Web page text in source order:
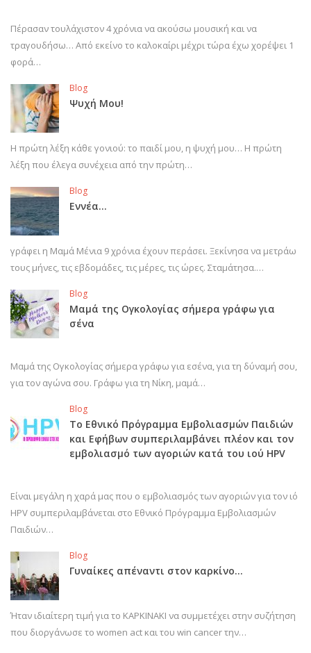
Πέρασαν τουλάχιστον 4 χρόνια να ακούσω μουσική και να
τραγουδήσω… Από εκείνο το καλοκαίρι μέχρι τώρα έχω χορέψει 1
φορά…
Blog
Ψυχή Μου!
Η πρώτη λέξη κάθε γονιού: το παιδί μου, η ψυχή μου… Η πρώτη
λέξη που έλεγα συνέχεια από την πρώτη…
Blog
Εννέα…
γράφει η Μαμά Μένια 9 χρόνια έχουν περάσει. Ξεκίνησα να μετράω
τους μήνες, τις εβδομάδες, τις μέρες, τις ώρες. Σταμάτησα.…
Blog
Μαμά της Ογκολογίας σήμερα γράφω για
σένα
Μαμά της Ογκολογίας σήμερα γράφω για εσένα, για τη δύναμή σου,
για τον αγώνα σου. Γράφω για τη Νίκη, μαμά…
Blog
Το Εθνικό Πρόγραμμα Εμβολιασμών Παιδιών
και Εφήβων συμπεριλαμβάνει πλέον και τον
εμβολιασμό των αγοριών κατά του ιού HPV
Είναι μεγάλη η χαρά μας που ο εμβολιασμός των αγοριών για τον ιό
HPV συμπεριλαμβάνεται στο Εθνικό Πρόγραμμα Εμβολιασμών
Παιδιών…
Blog
Γυναίκες απέναντι στον καρκίνο…
Ήταν ιδιαίτερη τιμή για το ΚΑΡΚΙΝΑΚΙ να συμμετέχει στην συζήτηση
που διοργάνωσε το women act και του win cancer την…